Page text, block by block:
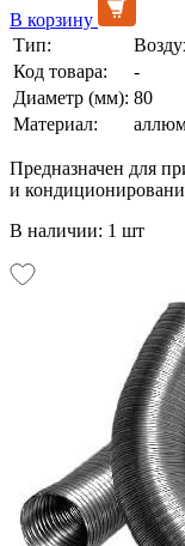
В корзину
Тип:
Код товара:
-
Диаметр (мм): 80
Материал:
Предназначен для
и
В наличии: 1 шт